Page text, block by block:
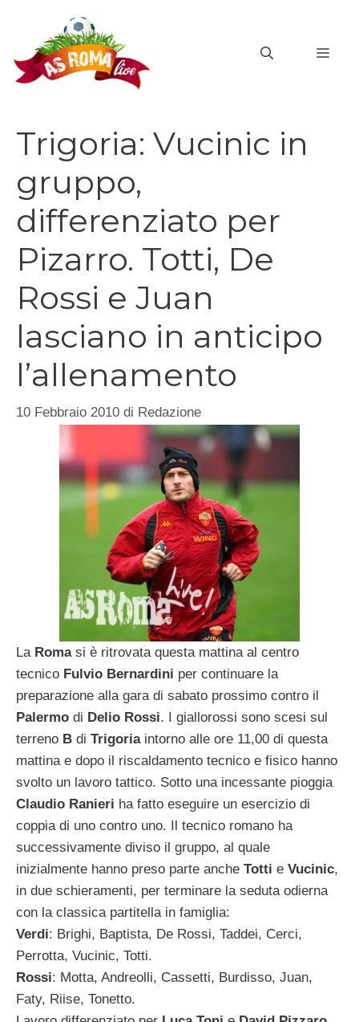
contenuto
Trigoria: Vucinic in
gruppo,
differenziato per
Pizarro. Totti, De
Rossi e Juan
lasciano in anticipo
l’allenamento
10 Febbraio 2010 di Redazione
La Roma si è ritrovata questa mattina al centro
tecnico Fulvio Bernardini per continuare la
preparazione alla gara di sabato prossimo contro il
Palermo di Delio Rossi. I giallorossi sono scesi sul
terreno B di Trigoria intorno alle ore 11,00 di questa
mattina e dopo il riscaldamento tecnico e fisico hanno
svolto un lavoro tattico. Sotto una incessante pioggia
Claudio Ranieri ha fatto eseguire un esercizio di
coppia di uno contro uno. Il tecnico romano ha
successivamente diviso il gruppo, al quale
inizialmente hanno preso parte anche Totti e Vucinic,
in due schieramenti, per terminare la seduta odierna
con la classica partitella in famiglia:
Verdi: Brighi, Baptista, De Rossi, Taddei, Cerci,
Perrotta, Vucinic, Totti.
Rossi: Motta, Andreolli, Cassetti, Burdisso, Juan,
Faty, Riise, Tonetto.